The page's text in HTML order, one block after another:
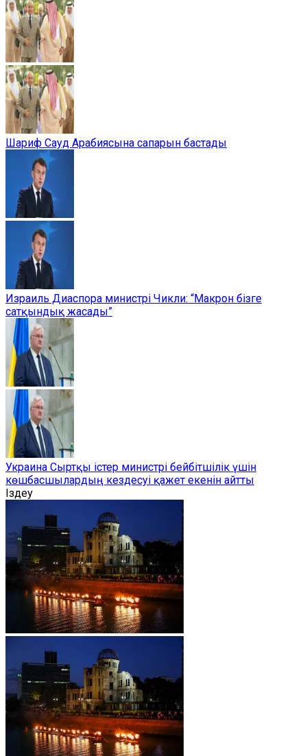
Шариф Сауд Арабиясына сапарын бастады
Израиль Диаспора министрі Чикли: “Макрон бізге
сатқындық жасады”
Украина Сыртқы істер министрі бейбітшілік үшін
көшбасшылардың кездесуі қажет екенін айтты
Іздеу